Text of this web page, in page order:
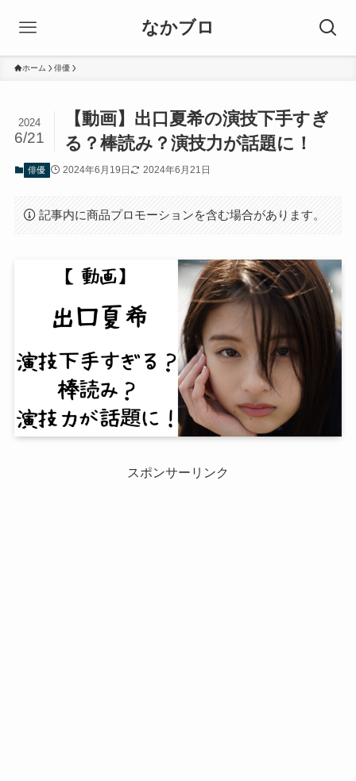
なかブロ
ホーム 俳優
【動画】出口夏希の演技下手すぎ
る？棒読み？演技力が話題に！
2024
6/21
俳優 2024年6月19日 2024年6月21日
記事内に商品プロモーションを含む場合があります。
スポンサーリンク